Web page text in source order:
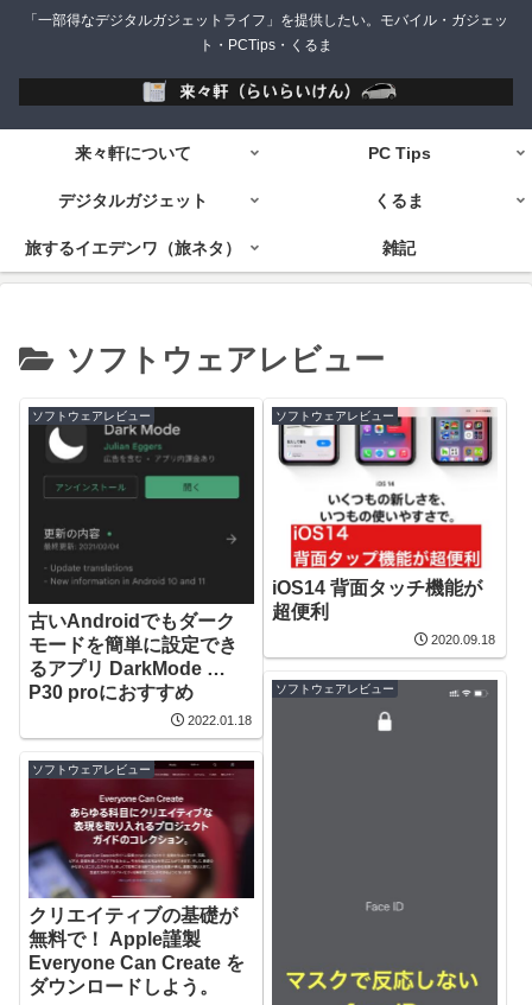
「一部得なデジタルガジェットライフ」を提供したい。モバイル・ガジェッ
ト・PCTips・くるま
来々軒について PC Tips
デジタルガジェット くるま
旅するイエデンワ（旅ネタ） 雑記
ソフトウェアレビュー
ソフトウェアレビュー
古いAndroidでもダーク
モードを簡単に設定でき
るアプリ DarkMode …
P30 proにおすすめ
2022.01.18
ソフトウェアレビュー
iOS14 背面タッチ機能が
超便利
2020.09.18
ソフトウェアレビュー
ソフトウェアレビュー
クリエイティブの基礎が
無料で！ Apple謹製
Everyone Can Create を
ダウンロードしよう。